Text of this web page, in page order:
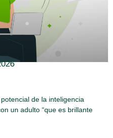
de la inteligencia
un adulto “que es brillante